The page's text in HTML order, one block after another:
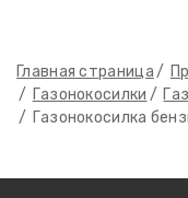
Главная страница
Газонокосилки
Газонокосилка